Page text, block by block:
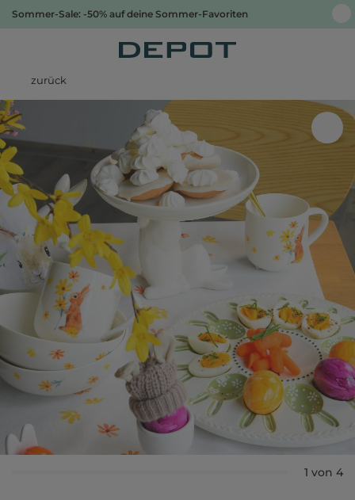
Sommer-Sale: -50% auf deine Sommer-Favoriten
zurück
1 von 4